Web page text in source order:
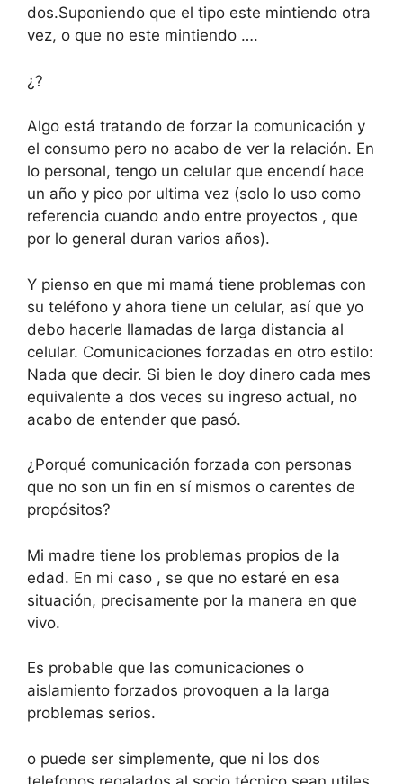
dos.Suponiendo que el tipo este mintiendo otra
vez, o que no este mintiendo ….
¿?
Algo está tratando de forzar la comunicación y
el consumo pero no acabo de ver la relación. En
lo personal, tengo un celular que encendí hace
un año y pico por ultima vez (solo lo uso como
referencia cuando ando entre proyectos , que
por lo general duran varios años).
Y pienso en que mi mamá tiene problemas con
su teléfono y ahora tiene un celular, así que yo
debo hacerle llamadas de larga distancia al
celular. Comunicaciones forzadas en otro estilo:
Nada que decir. Si bien le doy dinero cada mes
equivalente a dos veces su ingreso actual, no
acabo de entender que pasó.
¿Porqué comunicación forzada con personas
que no son un fin en sí mismos o carentes de
propósitos?
Mi madre tiene los problemas propios de la
edad. En mi caso , se que no estaré en esa
situación, precisamente por la manera en que
vivo.
Es probable que las comunicaciones o
aislamiento forzados provoquen a la larga
problemas serios.
o puede ser simplemente, que ni los dos